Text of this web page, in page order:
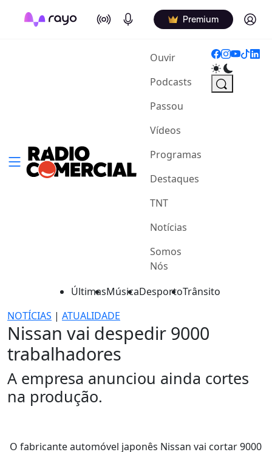
On Air Podcasts Premium Log in
Ouvir(current)
Podcasts
Passou
Vídeos
Programas
Destaques
TNT
Notícias
Somos
Nós
ÚltimasMúsicaDesportoTrânsito
NOTÍCIAS | ATUALIDADE
Nissan vai despedir 9000
trabalhadores
A empresa anunciou ainda cortes
na produção.
O fabricante automóvel japonês Nissan vai cortar 9000